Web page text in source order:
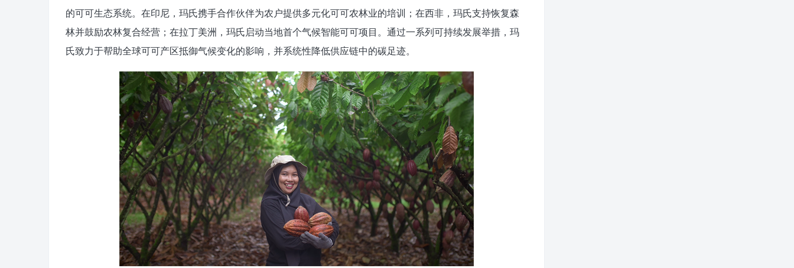
的可可生态系统。在印尼，玛氏携手合作伙伴为农户提供多元化可可农林业的培训；在西非，玛氏支持恢复森
林并鼓励农林复合经营；在拉丁美洲，玛氏启动当地首个气候智能可可项目。通过一系列可持续发展举措，玛
氏致力于帮助全球可可产区抵御气候变化的影响，并系统性降低供应链中的碳足迹。